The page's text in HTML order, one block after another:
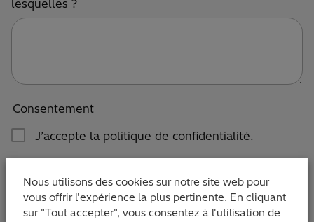
lesquelles ?
Consentement
J’accepte la politique de confidentialité.
acceptez qu’Hitachi Solutions traite et utilise vos
données personnelles pour examiner votre
demande conformément à lapolitique de
Nous utilisons des cookies sur notre site web pour
vous offrir l'expérience la plus pertinente. En cliquant
sur "Tout accepter", vous consentez à l'utilisation de